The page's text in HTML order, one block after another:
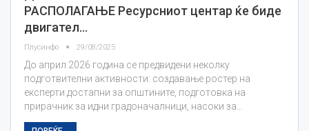
РАСПОЛАГАЊЕ Ресурсниот центар ќе биде
двигател…
Плусинфо 29/08/2025
До април 2026 година се предвидени неколку
подготвителни активности: создавање ростер на
експерти достапни за општините, подготовка на
прирачник за идни градоначалници, насоки за…